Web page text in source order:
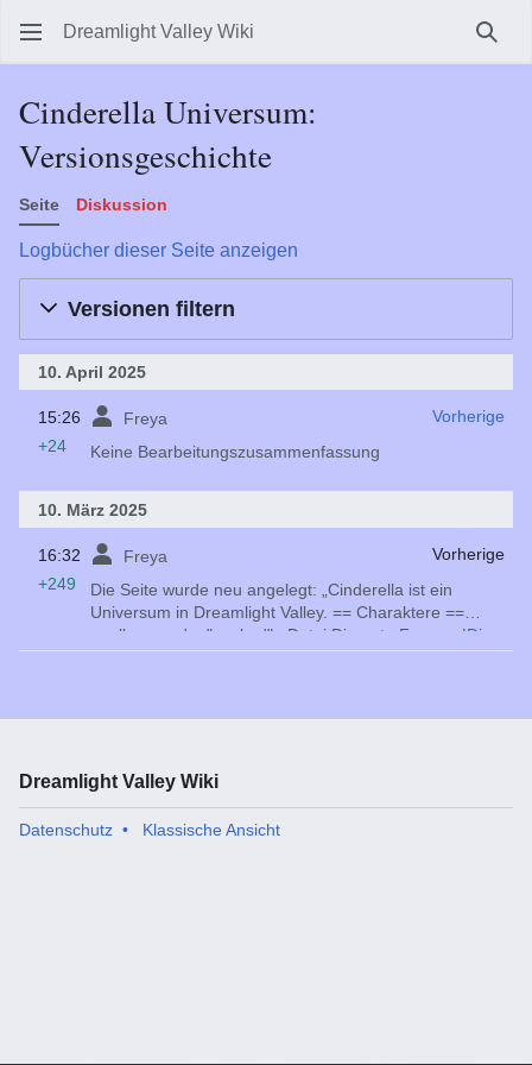
Dreamlight Valley Wiki
Cinderella Universum:
Versionsgeschichte
Seite Diskussion
Logbücher dieser Seite anzeigen
Versionen filtern
10. April 2025
Vorherige
15:26 Freya
+24 Keine Bearbeitungszusammenfassung
10. März 2025
Vorherige
16:32 Freya
+249
Die Seite wurde neu angelegt: „Cinderella ist ein
Universum in Dreamlight Valley. == Charaktere ==
<gallery mode="packed"> Datei:Die gute Fee.png|Die
gute Fee</gallery> == Kleidung == == Möbel == ==
Dreamlight Valley Wiki
Datenschutz Klassische Ansicht